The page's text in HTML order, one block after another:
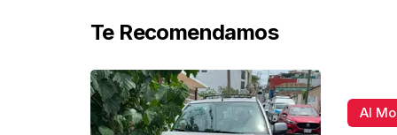
Te Recomendamos
Al